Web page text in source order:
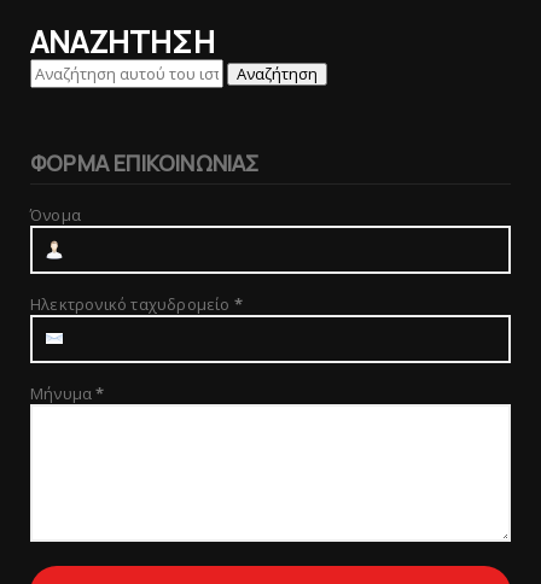
ΑΝΑΖΗΤΗΣΗ
ΦΟΡΜΑ ΕΠΙΚΟΙΝΩΝΙΑΣ
Όνομα
Ηλεκτρονικό ταχυδρομείο *
Μήνυμα*